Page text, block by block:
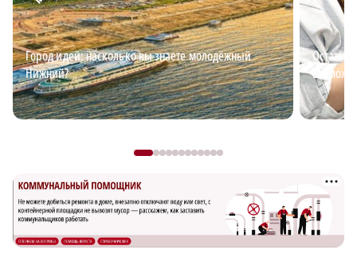
Город идей: насколько вы знаете молодёжный
Нижний?